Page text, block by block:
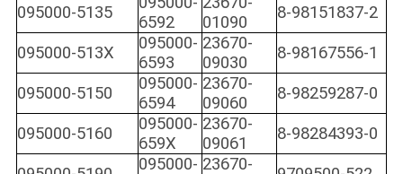
095000-5135
6592
01090
8-98151837-2
095000-513X
095000-
6593
23670-
09030
8-98167556-1
095000-5150
095000-
6594
23670-
09060
8-98259287-0
095000-5160
095000-
659X
23670-
09061
8-98284393-0
095000- 23670-